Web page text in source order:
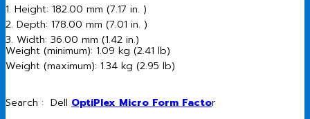
1. Height: 182.00 mm (7.17 in. )
2. Depth: 178.00 mm (7.01 in. )
3. Width: 36.00 mm (1.42 in.)
Weight (minimum): 1.09 kg (2.41 lb)​
Weight (maximum): 1.34 kg (2.95 lb)
Search : Dell OptiPlex Micro Form Factor